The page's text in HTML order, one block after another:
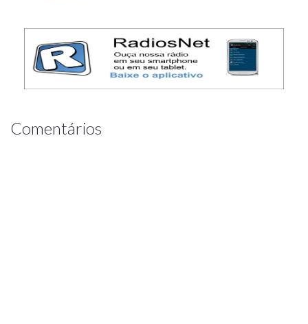
Comentários